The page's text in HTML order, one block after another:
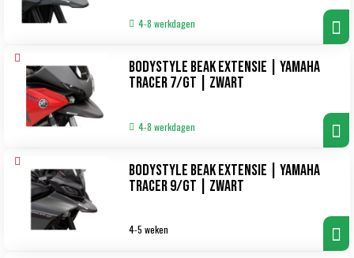
4-8 werkdagen
Bodystyle Beak Extensie | Yamaha
Tracer 7/GT | zwart
4-8 werkdagen
Bodystyle Beak Extensie | Yamaha
Tracer 9/GT | zwart
4-5 weken